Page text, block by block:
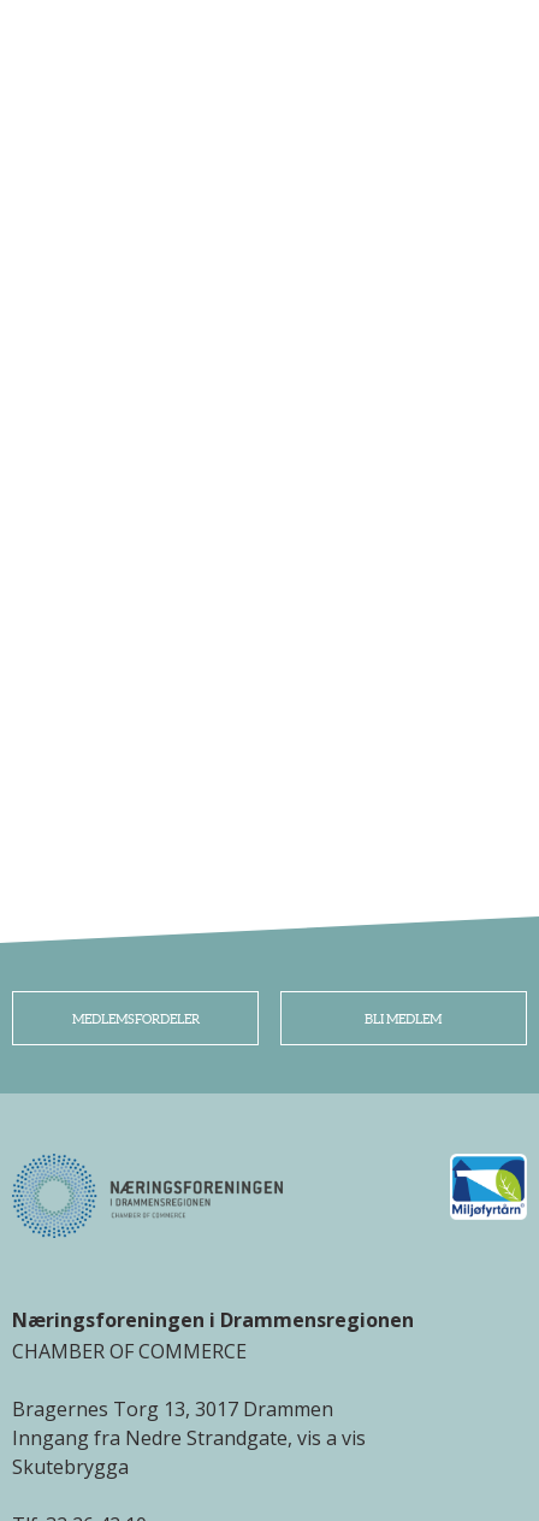
MEDLEMSFORDELER BLI MEDLEM
Næringsforeningen i Drammensregionen
CHAMBER OF COMMERCE
Bragernes Torg 13, 3017 Drammen
Inngang fra Nedre Strandgate, vis a vis
Skutebrygga